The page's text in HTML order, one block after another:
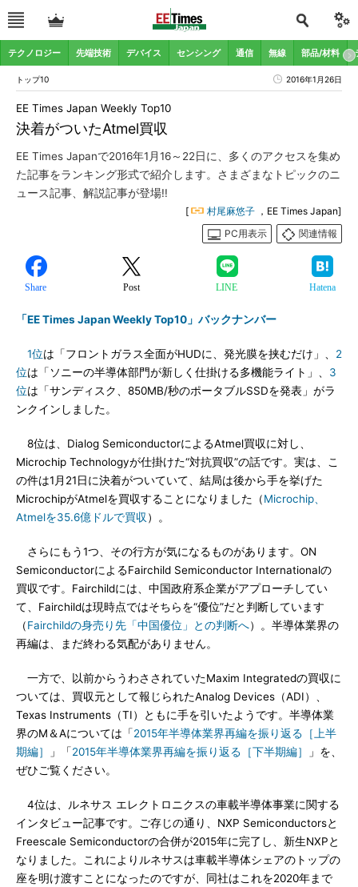
テクノロジー 先端技術 デバイス センシング 通信 無線 部品/材料
トップ10 2016年1月26日
決着がついたAtmel買収
EE Times Japan Weekly Top10
EE Times Japanで2016年1月16～22日に、多くのアクセスを集め
た記事をランキング形式で紹介します。さまざまなトピックのニ
ュース記事、解説記事が登場!!
[ 村尾麻悠子 ，EE Times Japan]
PC用表示
関連情報
Share Post LINE Hatena
「EE Times Japan Weekly Top10」バックナンバー
1位は「フロントガラス全面がHUDに、発光膜を挟むだけ」、 2
位は「ソニーの半導体部門が新しく仕掛ける多機能ライト」、 3
位は「サンディスク、850MB/秒のポータブルSSDを発表」がラ
ンクインしました。
8位は、Dialog SemiconductorによるAtmel買収に対し、
Microchip Technologyが仕掛けた“対抗買収”の話です。実は、こ
の件は1月21日に決着がついていて、結局は後から手を挙げた
MicrochipがAtmelを買収することになりました（Microchip、
Atmelを35.6億ドルで買収 ）。
さらにもう1つ、その行方が気になるものがあります。ON
SemiconductorによるFairchild Semiconductor Internationalの
買収です。Fairchildには、中国政府系企業がアプローチしてい
て、Fairchildは現時点ではそちらを“優位”だと判断しています
（Fairchildの身売り先「中国優位」との判断へ）。半導体業界の
再編は、まだ終わる気配がありません。
一方で、以前からうわさされていたMaxim Integratedの買収に
ついては、買収元として報じられたAnalog Devices（ADI）、
Texas Instruments（TI）ともに手を引いたようです。半導体業
界のM＆Aについては「2015年半導体業界再編を振り返る［上半
期編］
」「2015年半導体業界再編を振り返る［下半期編］
」を、
ぜひご覧ください。
4位は、ルネサス エレクトロニクスの車載半導体事業に関する
インタビュー記事です。ご存じの通り、NXP Semiconductorsと
Freescale Semiconductorの合併が2015年に完了し、新生NXPと
なりました。これによりルネサスは車載半導体シェアのトップの
座を明け渡すことになったのですが、同社はこれを2020年まで